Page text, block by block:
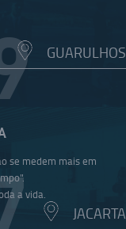
GUARULHOS
JACARTA
se medem mais em
a vida.